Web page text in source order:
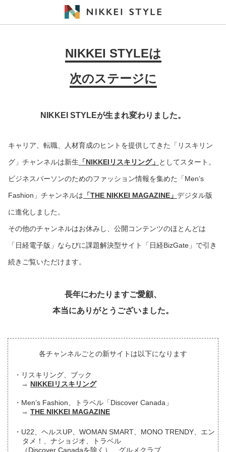
NIKKEI STYLEは
次のステージに
NIKKEI STYLEが生まれ変わりました。
キャリア、転職、人材育成のヒントを提供してきた「リスキリン
グ」チャンネルは新生 「NIKKEIリスキリング」 としてスタート。
ビジネスパーソンのためのファッション情報を集めた「Men’s
Fashion」チャンネルは 「THE NIKKEI MAGAZINE」 デジタル版
に進化しました。
その他のチャンネルはお休みし、公開コンテンツのほとんどは
「日経電子版」ならびに課題解決型サイト「日経BizGate」で引き
続きご覧いただけます。
長年にわたりますご愛顧、
本当にありがとうございました。
各チャンネルごとの新サイトは以下になります
リスキリング、ブック
NIKKEIリスキリング
Men’s Fashion、トラベル「Discover Canada」
THE NIKKEI MAGAZINE
U22、ヘルスUP、WOMAN SMART、MONO TRENDY、エン
タメ！、ナショジオ、トラベル
（Discover Canadaを除く）、グルメクラブ